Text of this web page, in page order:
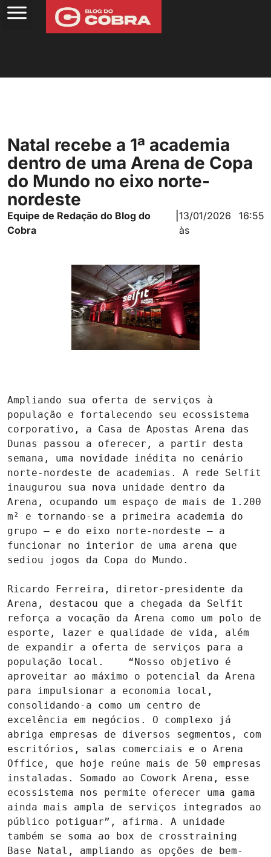
Natal recebe a 1ª academia
dentro de uma Arena de Copa
do Mundo no eixo norte-
nordeste
Equipe de Redação do Blog do
Cobra
|13/01/2026
às
16:55
Ampliando sua oferta de serviços à
população e fortalecendo seu ecossistema
corporativo, a Casa de Apostas Arena das
Dunas passou a oferecer, a partir desta
semana, uma novidade inédita no cenário
norte-nordeste de academias. A rede Selfit
inaugurou sua nova unidade dentro da
Arena, ocupando um espaço de mais de 1.200
m² e tornando-se a primeira academia do
grupo – e do eixo norte-nordeste – a
funcionar no interior de uma arena que
sediou jogos da Copa do Mundo.
Ricardo Ferreira, diretor-presidente da
Arena, destacou que a chegada da Selfit
reforça a vocação da Arena como um polo de
esporte, lazer e qualidade de vida, além
de expandir a oferta de serviços para a
população local.    “Nosso objetivo é
aproveitar ao máximo o potencial da Arena
para impulsionar a economia local,
consolidando-a como um centro de
excelência em negócios. O complexo já
abriga empresas de diversos segmentos, com
escritórios, salas comerciais e o Arena
Office, que hoje reúne mais de 50 empresas
instaladas. Somado ao Cowork Arena, esse
ecossistema nos permite oferecer uma gama
ainda mais ampla de serviços integrados ao
público potiguar”, afirma. A unidade
também se soma ao box de crosstraining
Base Natal, ampliando as opções de bem-